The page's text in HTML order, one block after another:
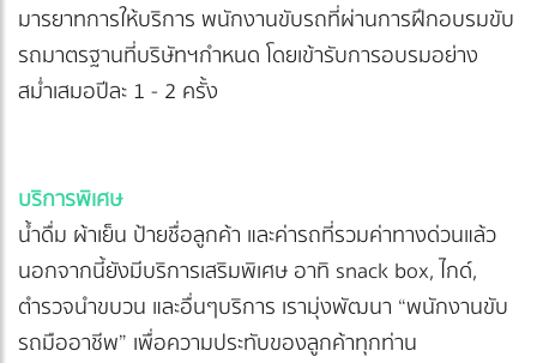
มารยาทการให้บริการ พนักงานขับรถที่ผ่านการฝึกอบรมขับ
รถมาตรฐานที่บริษัทฯกำหนด โดยเข้ารับการอบรมอย่าง
สม่ำเสมอปีละ 1 - 2 ครั้ง
บริการพิเศษ
น้ำดื่ม ผ้าเย็น ป้ายชื่อลูกค้า และค่ารถที่รวมค่าทางด่วนแล้ว
นอกจากนี้ยังมีบริการเสริมพิเศษ อาทิ snack box, ไกด์,
ตำรวจนำขบวน และอื่นๆบริการ เรามุ่งพัฒนา “พนักงานขับ
รถมืออาชีพ” เพื่อความประทับของลูกค้าทุกท่าน